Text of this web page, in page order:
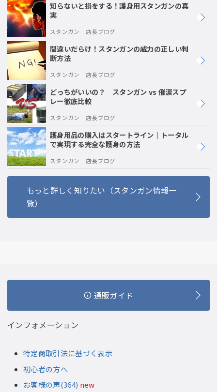
知らないと損をする！護身用スタンガンの真
実
スタンガン 店長ブログ
間違いだらけ！スタンガンの威力の正しい判
断方法
スタンガン 店長ブログ
どっちがいいの？ スタンガン vs 催涙スプ
レー徹底比較
スタンガン 店長ブログ
護身用品の購入はスタートライン｜トータル
で実現する完全な護身の方法
スタンガン 店長ブログ
もっと詳しく知りたい（スタンガン情報一
覧）
通販ガイド
インフォメーション
特定商取引法に基づく表示
初心者の方へ
お客様の声(364) new